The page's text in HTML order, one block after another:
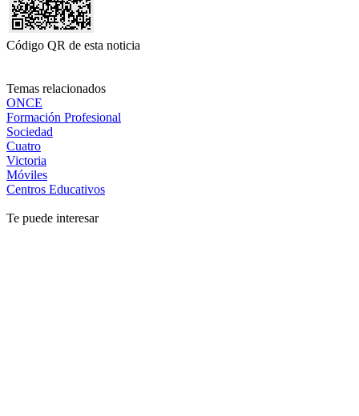
Código QR de esta noticia
Temas relacionados
ONCE
Formación Profesional
Sociedad
Cuatro
Victoria
Móviles
Centros Educativos
Te puede interesar